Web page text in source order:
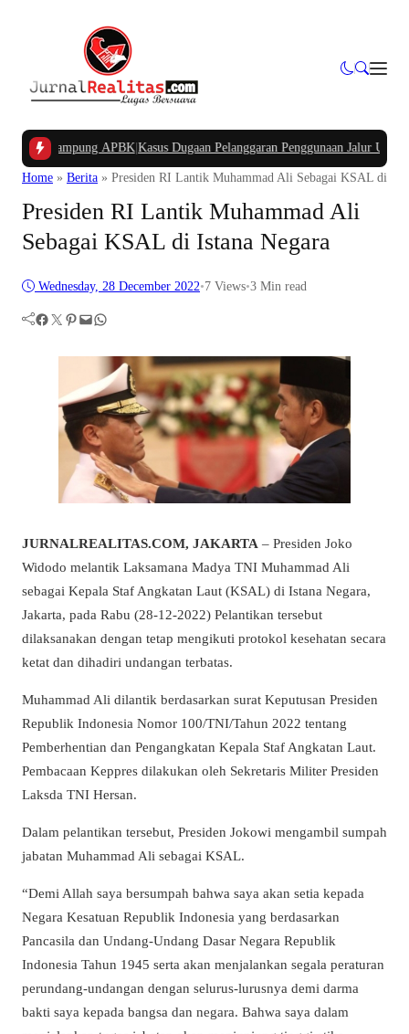
Kampung APBK| Kasus Dugaan Pelanggaran Penggunaan Jalur Utilitas
Home » Berita » Presiden RI Lantik Muhammad Ali Sebagai KSAL di
Presiden RI Lantik Muhammad Ali
Sebagai KSAL di Istana Negara
Wednesday, 28 December 2022•7 Views•3 Min read
Facebook Twitter Pinterest Mail WhatsApp
JURNALREALITAS.COM, JAKARTA – Presiden Joko
Widodo melantik Laksamana Madya TNI Muhammad Ali
sebagai Kepala Staf Angkatan Laut (KSAL) di Istana Negara,
Jakarta, pada Rabu (28-12-2022) Pelantikan tersebut
dilaksanakan dengan tetap mengikuti protokol kesehatan secara
ketat dan dihadiri undangan terbatas.
Muhammad Ali dilantik berdasarkan surat Keputusan Presiden
Republik Indonesia Nomor 100/TNI/Tahun 2022 tentang
Pemberhentian dan Pengangkatan Kepala Staf Angkatan Laut.
Pembacaan Keppres dilakukan oleh Sekretaris Militer Presiden
Laksda TNI Hersan.
Dalam pelantikan tersebut, Presiden Jokowi mengambil sumpah
jabatan Muhammad Ali sebagai KSAL.
“Demi Allah saya bersumpah bahwa saya akan setia kepada
Negara Kesatuan Republik Indonesia yang berdasarkan
Pancasila dan Undang-Undang Dasar Negara Republik
Indonesia Tahun 1945 serta akan menjalankan segala peraturan
perundang-undangan dengan selurus-lurusnya demi darma
bakti saya kepada bangsa dan negara. Bahwa saya dalam